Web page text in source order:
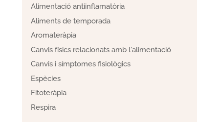
Alimentació antiinflamatòria
Aliments de temporada
Aromateràpia
Canvis físics relacionats amb l'alimentació
Canvis i símptomes fisiològics
Espècies
Fitoteràpia
Respira